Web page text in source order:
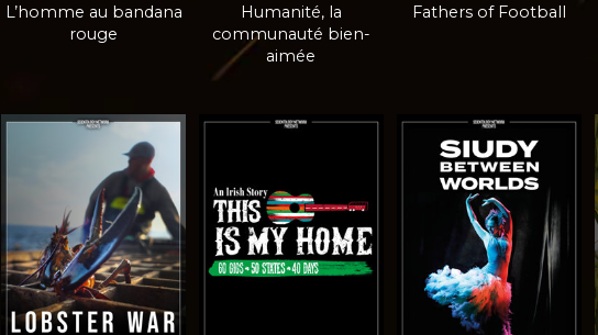
L’homme au bandana
rouge
Humanité, la
communauté bien-
aimée
Fathers of Football